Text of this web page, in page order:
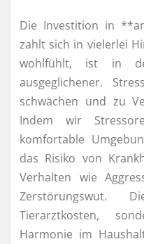
Die Investition in
zahlt sich in vielerlei
wohlfühlt, ist in
ausgeglichener.
schwächen und zu
Indem wir
komfortable
das Risiko von
Verhalten wie
Tierarztkosten,
Harmonie im